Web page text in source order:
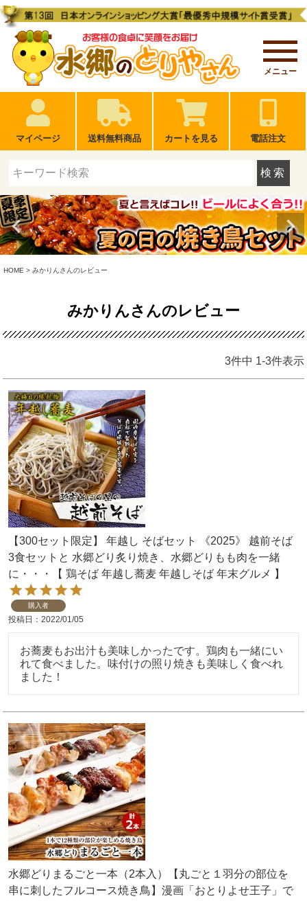
メニュー
マイページ 送料無料商品 カートを見る 電話注文
検索
HOME みかりんさんのレビュー
みかりんさんのレビュー
3件中 1-3件表示
【300セット限定】 年越し そばセット 《2025》 越前そば
3食セットと 水郷どり炙り焼き、水郷どりもも肉を一緒
に・・・【 鶏そば 年越し蕎麦 年越しそば 年末グルメ 】
購入者
投稿日 2022/01/05
お蕎麦もお出汁も美味しかったです。鶏肉も一緒にい
れて食べました。味付けの照り焼きも美味しく食べれ
ました！
水郷どりまるごと一本（2本入）【丸ごと１羽分の部位を
串に刺したフルコース焼き鳥】漫画「おとりよせ王子」で